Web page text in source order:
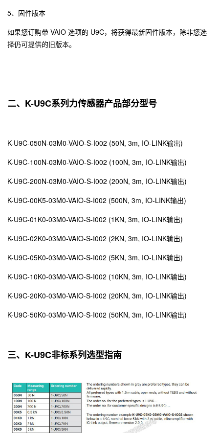
5、固件版本
如果您订购带 VAIO 选项的 U9C，将获得最新固件版本，除非您选
择仍可提供的旧版本。
二、K-U9C系列力传感器产品部分型号
K-U9C-050N-03M0-VAIO-S-I002 (50N, 3m, IO-LINK输出)
K-U9C-100N-03M0-VAIO-S-I002 (100N, 3m, IO-LINK输出)
K-U9C-200N-03M0-VAIO-S-I002 (200N, 3m, IO-LINK输出)
K-U9C-00K5-03M0-VAIO-S-I002 (500N, 3m, IO-LINK输出)
K-U9C-01K0-03M0-VAIO-S-I002 (1KN, 3m, IO-LINK输出)
K-U9C-02K0-03M0-VAIO-S-I002 (2KN, 3m, IO-LINK输出)
K-U9C-05K0-03M0-VAIO-S-I002 (5KN, 3m, IO-LINK输出)
K-U9C-10K0-03M0-VAIO-S-I002 (10KN, 3m, IO-LINK输出)
K-U9C-20K0-03M0-VAIO-S-I002 (20KN, 3m, IO-LINK输出)
K-U9C-50K0-03M0-VAIO-S-I002 (50KN, 3m, IO-LINK输出)
三、K-U9C非标系列选型指南